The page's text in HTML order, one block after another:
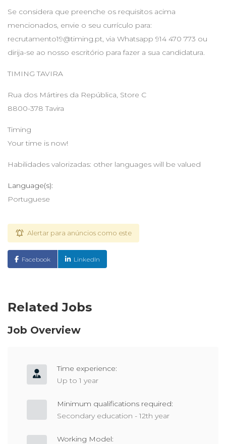
Se considera que preenche os requisitos acima
mencionados, envie o seu currículo para:
recrutamento19@timing.pt, via Whatsapp 914 470 773 ou
dirija-se ao nosso escritório para fazer a sua candidatura.
TIMING TAVIRA
Rua dos Mártires da República, Store C
8800-378 Tavira
Timing
Your time is now!
Habilidades valorizadas: other languages will be valued
Language(s):
Portuguese
Alertar para anúncios como este
Facebook LinkedIn
Related Jobs
Job Overview
Time experience:
Up to 1 year
Minimum qualifications required:
Secondary education - 12th year
Working Model: